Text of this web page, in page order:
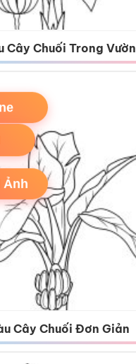
Cây Chuối Trong Vườn
Cây Chuối Đơn Giản
Ảnh